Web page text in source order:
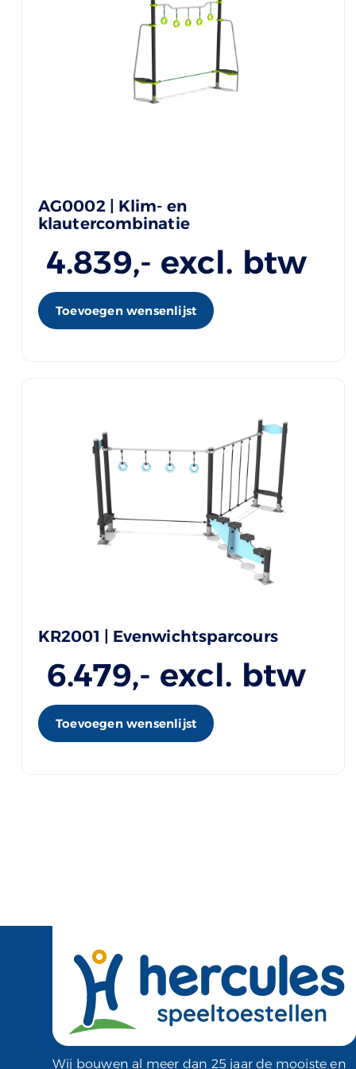
AG0002 | Klim- en
klautercombinatie
4.839,- excl. btw
Toevoegen wensenlijst
KR2001 | Evenwichtsparcours
6.479,- excl. btw
Toevoegen wensenlijst
Wij bouwen al meer dan 25 jaar de mooiste en